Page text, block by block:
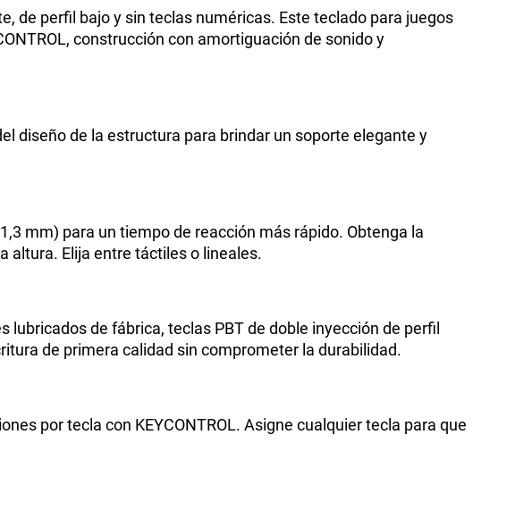
de perfil bajo y sin teclas numéricas. Este teclado para juegos
construcción con amortiguación de sonido y
diseño de la estructura para brindar un soporte elegante y
mm) para un tiempo de reacción más rápido. Obtenga la
altura. Elija entre táctiles o lineales.
lubricados de fábrica, teclas PBT de doble inyección de perfil
de primera calidad sin comprometer la durabilidad.
por tecla con KEYCONTROL. Asigne cualquier tecla para que